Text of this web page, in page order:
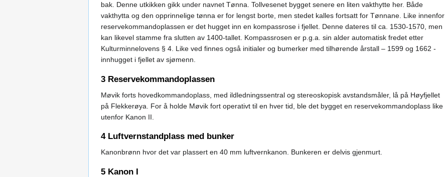
bak. Denne utkikken gikk under navnet Tønna. Tollvesenet bygget senere en liten vakthytte her. Både
vakthytta og den opprinnelige tønna er for lengst borte, men stedet kalles fortsatt for Tønnane. Like innenfor
reservekommandoplassen er det hugget inn en kompassrose i fjellet. Denne dateres til ca. 1530-1570, men
kan likevel stamme fra slutten av 1400-tallet. Kompassrosen er p.g.a. sin alder automatisk fredet etter
Kulturminnelovens § 4. Like ved finnes også initialer og bumerker med tilhørende årstall – 1599 og 1662 -
innhugget i fjellet av sjømenn.
3 Reservekommandoplassen
Møvik forts hovedkommandoplass, med ildledningssentral og stereoskopisk avstandsmåler, lå på Høyfjellet
på Flekkerøya. For å holde Møvik fort operativt til en hver tid, ble det bygget en reservekommandoplass like
utenfor Kanon II.
4 Luftvernstandplass med bunker
Kanonbrønn hvor det var plassert en 40 mm luftvernkanon. Bunkeren er delvis gjenmurt.
5 Kanon I